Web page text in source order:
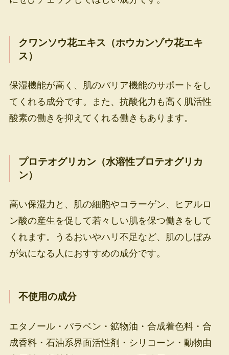
クワンソウ花エキス（ホウカンゾウ花エキ
ス）
保湿機能が高く、肌のバリア機能のサポートをし
てくれる成分です。また、抗酸化力も高く肌活性
酸素の働きを抑えてくれる働きもあります。
プロテオグリカン（水溶性プロテオグリカ
ン）
高い保湿力と、肌の細胞やコラーゲン、ヒアルロ
ン酸の産生を促して若々しい肌を保つ働きをして
くれます。うるおいやハリ不足など、肌のしぼみ
が気になる人におすすめの成分です。
不使用の成分
エタノール・パラベン・鉱物油・合成着色料・合
成香料・石油系界面活性剤・シリコーン・動物由